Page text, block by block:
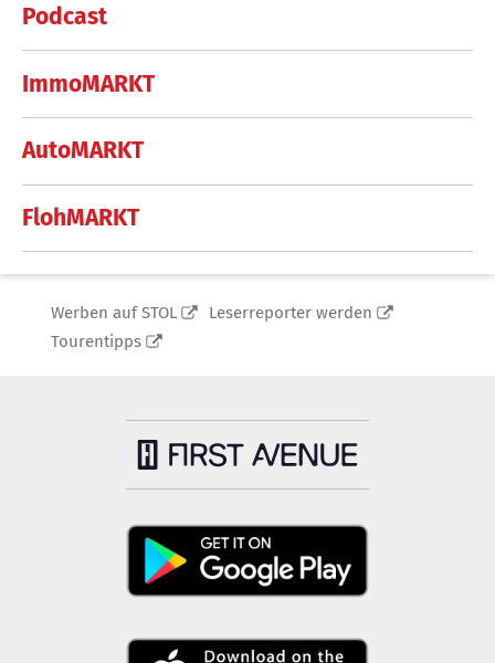
Podcast
ImmoMARKT
AutoMARKT
FlohMARKT
Werben auf STOL
Leserreporter werden
Tourentipps